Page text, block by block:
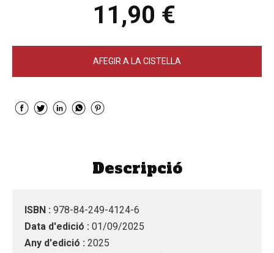
11,90 €
AFEGIR A LA CISTELLA
Descripció
ISBN : 978-84-249-4124-6
Data d'edició : 01/09/2025
Any d'edició : 2025